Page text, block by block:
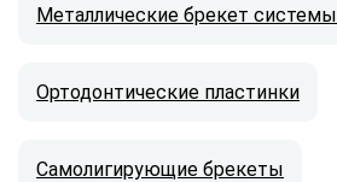
Металлические брекет системы
Ортодонтические пластинки
Самолигирующие брекеты